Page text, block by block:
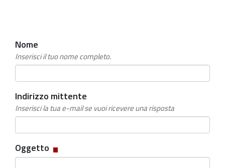
Nome
Inserisci il tuo nome completo.
Indirizzo mittente
Inserisci la tua e-mail se vuoi ricevere una risposta
Oggetto Campo
obbligatorio